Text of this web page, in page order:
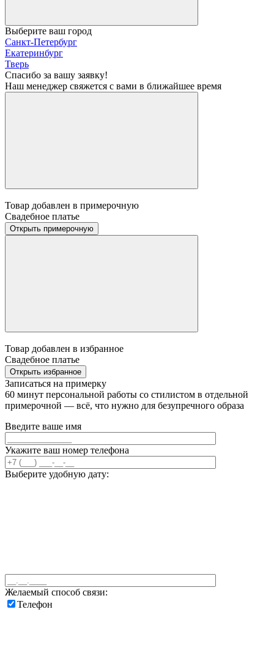
Выберите ваш город
Санкт-Петербург
Екатеринбург
Тверь
Спасибо за вашу заявку!
Наш менеджер свяжется с вами в ближайшее время
Товар добавлен в примерочную
Свадебное платье
Открыть примерочную
Товар добавлен в избранное
Свадебное платье
Открыть избранное
Записаться на примерку
60 минут персональной работы со стилистом в отдельной
примерочной — всё, что нужно для безупречного образа
Введите ваше имя
Укажите ваш номер телефона
Выберите удобную дату:
Желаемый способ связи:
Телефон